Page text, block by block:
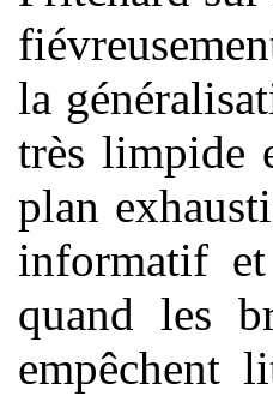
la
très limpide
plan
informatif
quand les
empêchent